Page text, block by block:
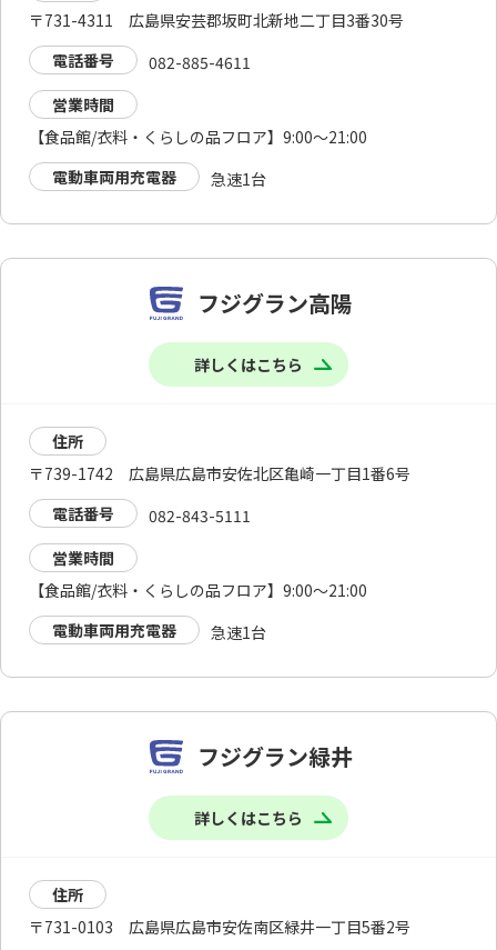
〒731-4311 広島県安芸郡坂町北新地二丁目3番30号
電話番号
082-885-4611
営業時間
【食品館/衣料・くらしの品フロア】9:00～21:00
電動車両用充電器
急速1台
フジグラン高陽
詳しくはこちら
住所
〒739-1742 広島県広島市安佐北区亀崎一丁目1番6号
電話番号
082-843-5111
営業時間
【食品館/衣料・くらしの品フロア】9:00～21:00
電動車両用充電器
急速1台
フジグラン緑井
詳しくはこちら
住所
〒731-0103 広島県広島市安佐南区緑井一丁目5番2号